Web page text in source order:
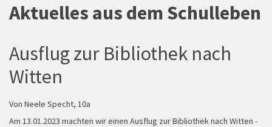
Aktuelles aus dem Schulleben
Ausflug zur Bibliothek nach
Witten
Von Neele Specht, 10a
Am 13.01.2023 machten wir einen Ausflug zur Bibliothek nach Witten -